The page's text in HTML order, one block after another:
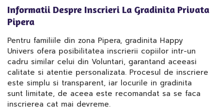
Informatii Despre Inscrieri La Gradinita Privata
Pipera
Pentru familiile din zona Pipera, gradinita Happy
Univers ofera posibilitatea inscrierii copiilor intr-un
cadru similar celui din Voluntari, garantand aceeasi
calitate si atentie personalizata. Procesul de inscriere
este simplu si transparent, iar locurile in gradinita
sunt limitate, de aceea este recomandat sa se faca
inscrierea cat mai devreme.